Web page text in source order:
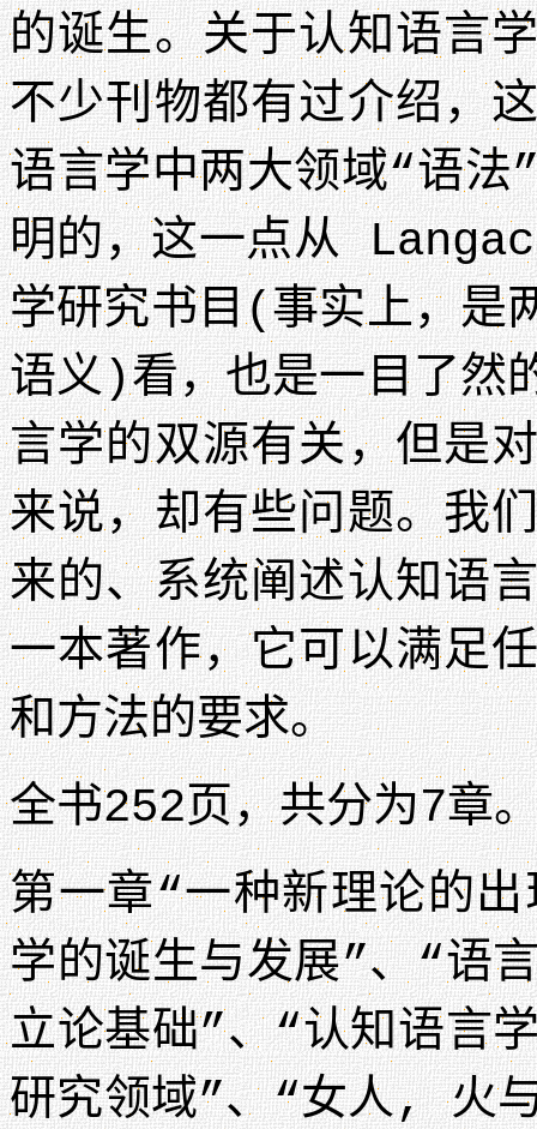
的诞生。关于认知语言
不少刊物都有过介绍，
语言学中两大领域“语法
明的，这一点从
学研究书目(事实上，是
语义)看，也是一目了然
言学的双源有关，但是
来说，却有些问题。我
来的、系统阐述认知语
一本著作，它可以满足
和方法的要求。
全书252页，共分为7章
第一章“一种新理论的
学的诞生与发展”、“语
立论基础”、“认知语言
研究领域”、“女人, 火